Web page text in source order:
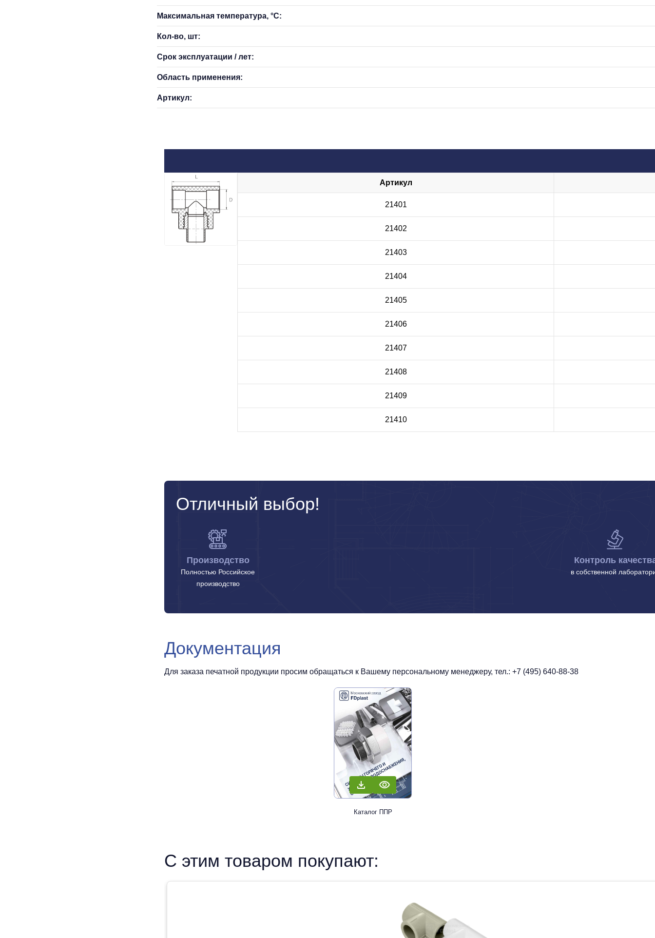
Максимальная температура, °С:
Кол-во, шт:
Срок эксплуатации / лет:
Область применения:
Артикул:
Артикул
21401
21402
21403
21404
21405
21406
21407
21408
21409
21410
Отличный выбор!
Производство
Полностью Российское
производство
Контроль
в собственной
Документация
Для заказа печатной продукции просим обращаться к Вашему персональному менеджеру, тел.: +7 (495) 640-88-38
Каталог ППР
С этим товаром покупают: